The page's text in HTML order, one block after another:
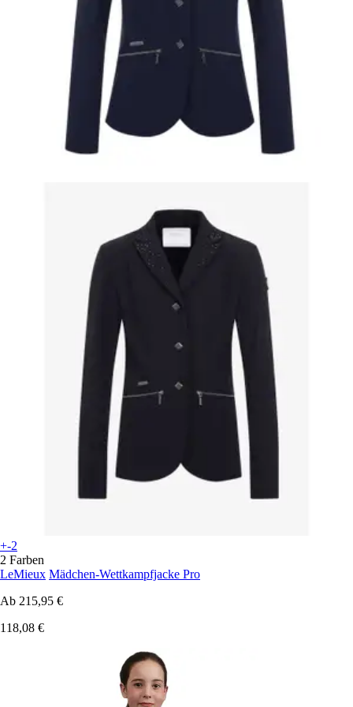
+-2
2 Farben
LeMieux Mädchen-Wettkampfjacke Pro
Ab 215,95 €
118,08 €